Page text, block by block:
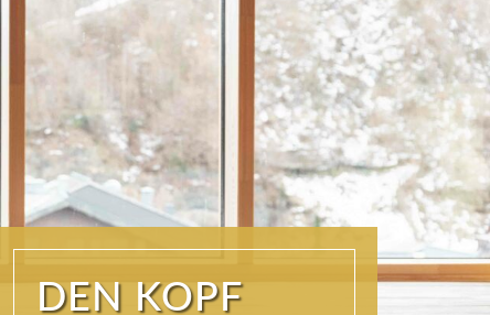
ÜBER DEN
DÄCHERN DER
KURSTADT